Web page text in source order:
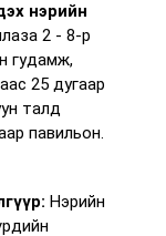
нэрийн
2 - 8-р
гудамж,
25 дугаар
талд
павильон.
Нэрийн